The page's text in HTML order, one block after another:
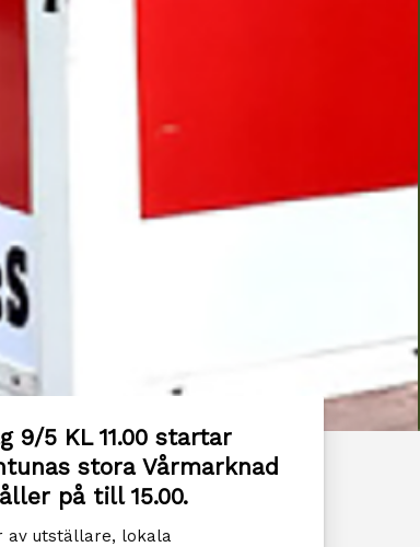
9/5 KL 11.00 startar
stora Vårmarknad
på till 15.00.
av utställare, lokala